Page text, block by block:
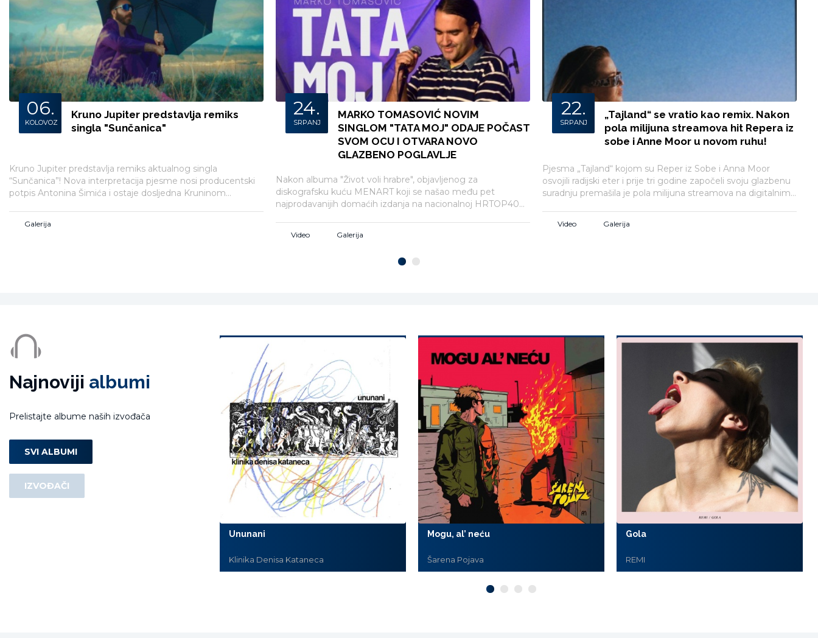
06.
KOLOVOZ
Kruno Jupiter predstavlja remiks
singla "Sunčanica"
Kruno Jupiter predstavlja remiks aktualnog singla
“Sunčanica”! Nova interpretacija pjesme nosi producentski
potpis Antonina Šimića i ostaje dosljedna Kruninom
Galerija
24.
SRPANJ
MARKO TOMASOVIĆ NOVIM
SINGLOM "TATA MOJ" ODAJE POČAST
SVOM OCU I OTVARA NOVO
GLAZBENO POGLAVLJE
Nakon albuma "Život voli hrabre", objavljenog za
diskografsku kuću MENART koji se našao među pet
najprodavanijih domaćih izdanja na nacionalnoj HRTOP40
Video Galerija
22.
SRPANJ
„Tajland“ se vratio kao remix. Nakon
pola milijuna streamova hit Repera iz
sobe i Anne Moor u novom ruhu!
Pjesma „Tajland“ kojom su Reper iz Sobe i Anna Moor
osvojili radijski eter i prije tri godine započeli svoju glazbenu
suradnju premašila je pola milijuna streamova na digitalnim
Video Galerija
Najnoviji albumi
Prelistajte albume naših izvođača
SVI ALBUMI
IZVOĐAČI
Ununani
Klinika Denisa Kataneca
Mogu, al’ neću
Šarena Pojava
Gola
REMI